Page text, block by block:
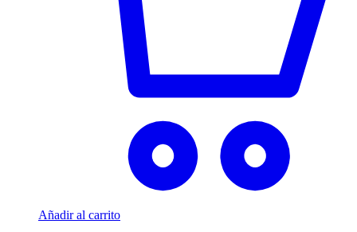
Añadir al carrito